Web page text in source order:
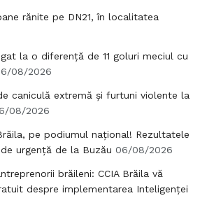
rănite pe DN21, în localitatea
la o diferență de 11 goluri meciul cu
08/2026
caniculă extremă și furtuni violente la
08/2026
pe podiumul național! Rezultatele
urgență de la Buzău 06/08/2026
brăileni: CCIA Brăila vă
despre implementarea Inteligenței